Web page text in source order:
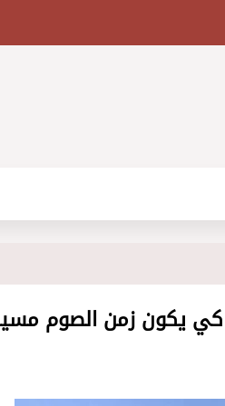
كي يكون زمن الصوم